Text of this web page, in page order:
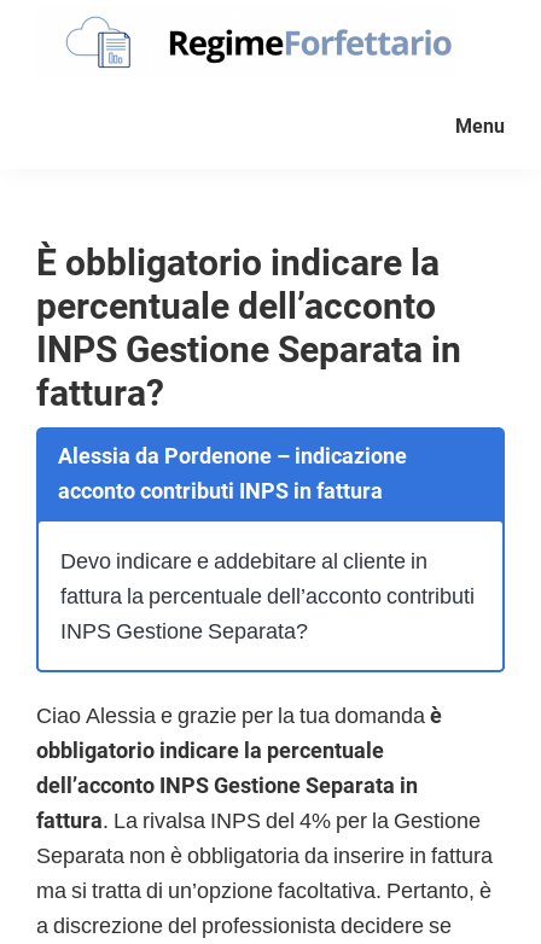
tua
partita
Iva
forfettaria
Menu
È obbligatorio indicare la
percentuale dell’acconto
INPS Gestione Separata in
fattura?
Alessia da Pordenone – indicazione
acconto contributi INPS in fattura
Devo indicare e addebitare al cliente in
fattura la percentuale dell’acconto contributi
INPS Gestione Separata?
Ciao Alessia e grazie per la tua domandaè
obbligatorio indicare la percentuale
dell’acconto INPS Gestione Separata in
fattura. La rivalsa INPS del 4% per la Gestione
Separata non è obbligatoria da inserire in fattura
ma si tratta di un’opzione facoltativa. Pertanto, è
a discrezione del professionista decidere se